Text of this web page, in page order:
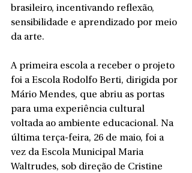
brasileiro, incentivando reflexão,
sensibilidade e aprendizado por meio
da arte.
A primeira escola a receber o projeto
foi a Escola Rodolfo Berti, dirigida por
Mário Mendes, que abriu as portas
para uma experiência cultural
voltada ao ambiente educacional. Na
última terça-feira, 26 de maio, foi a
vez da Escola Municipal Maria
Waltrudes, sob direção de Cristine